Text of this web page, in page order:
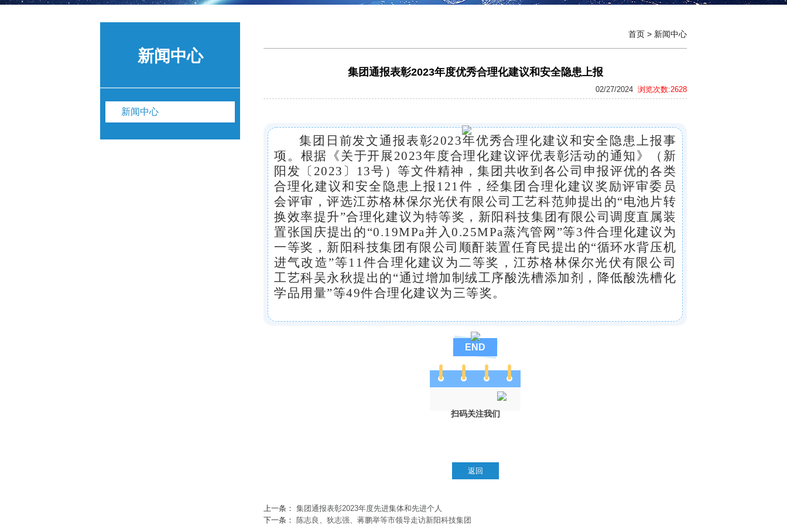
新闻中心
新闻中心
首页 > 新闻中心
集团通报表彰2023年度优秀合理化建议和安全隐患上报
浏览次数:2628
02/27/2024
集团日前发文通报表彰2023年优秀合理化建议和安全隐患上报事
项。 根据《关于开展2023年度合理化建议评优表彰活动的通知 》（ 新
阳发〔 2023 〕 13号 ）等文件精神，集团共收到各公司申报评优的各类
合理化建议和安全隐患上报 121件，经集团合理化建议奖励评审委员
会评审，评选江苏格林保尔光伏有限公司 工艺科范帅提出的“电池片转
换效率提升”合理化建议为特等奖， 新阳科技集团有限公司调度直属装
置张国庆提出的“0.19MPa并入0.25MPa蒸汽管网 ”等3件合理化建议为
一等奖， 新阳科技集团 有限公司 顺酐装置任育民提出的“循环水背压机
进气改造”等1 1件合理化建议为二等奖 ， 江苏格林保尔光伏有限公司
工艺科吴永秋提出的“通过增加制绒工序酸洗槽添加剂，降低酸洗槽化
学品用量”等49件合理化建议为三等奖。
END
扫码关注我们
上一条： 集团通报表彰2023年度先进集体和先进个人
下一条： 陈志良、狄志强、蒋鹏举等市领导走访新阳科技集团